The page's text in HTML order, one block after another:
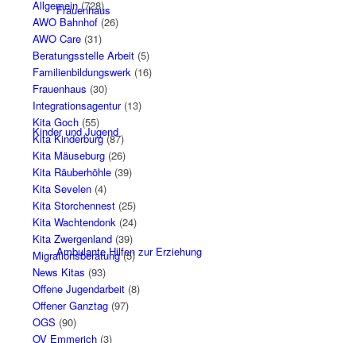
Frauenhaus
Kinder und Jugend
Ambulante Hilfen zur Erziehung
Allgemein(728)
AWO Bahnhof(26)
AWO Care(31)
Beratungsstelle Arbeit(5)
Familienbildungswerk(16)
Frauenhaus (30)
Integrationsagentur(13)
Kita Goch(55)
Kita Kinderburg(87)
Kita Mäuseburg(26)
Kita Räuberhöhle(39)
Kita Sevelen(4)
Kita Storchennest(25)
Kita Wachtendonk(24)
Kita Zwergenland(39)
Migrationsberatung(5)
News Kitas (93)
Offene Jugendarbeit(8)
Offener Ganztag(97)
OGS (90)
OV Emmerich(3)